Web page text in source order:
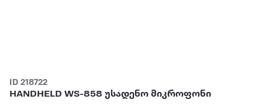
ID 218722
HANDHELD WS-858 უსადენო მიკროფონი